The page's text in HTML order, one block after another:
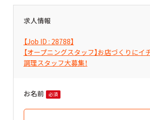
求人情報
【Job ID : 28788】
【オープニングスタッフ】お店づくりにイ
調理スタッフ大募集！
お名前 必須